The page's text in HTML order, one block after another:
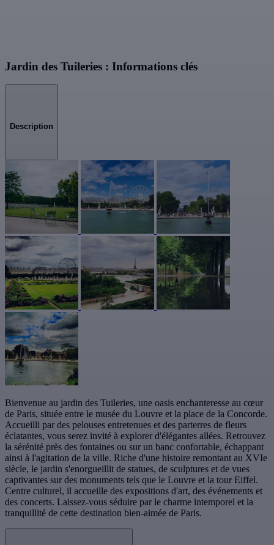
Jardin des Tuileries : Informations clés
Description
Bienvenue au jardin des Tuileries, une oasis enchanteresse au cœur
de Paris, située entre le musée du Louvre et la place de la Concorde.
Accueilli par des pelouses entretenues et des parterres de fleurs
éclatantes, vous serez invité à explorer d'élégantes allées. Retrouvez
la sérénité près des fontaines ou sur un banc confortable, échappant
ainsi à l'agitation de la ville. Riche d'une histoire remontant au XVIe
siècle, le jardin s'enorgueillit de statues, de sculptures et de vues
captivantes sur des monuments tels que le Louvre et la tour Eiffel.
Centre culturel, il accueille des expositions d'art, des événements et
des concerts. Laissez-vous séduire par le charme intemporel et la
tranquillité de cette destination bien-aimée de Paris.